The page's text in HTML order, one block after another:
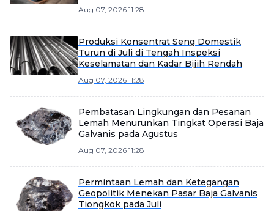
Aug 07, 2026 11:28
Produksi Konsentrat Seng Domestik
Turun di Juli di Tengah Inspeksi
Keselamatan dan Kadar Bijih Rendah
Aug 07, 2026 11:28
Pembatasan Lingkungan dan Pesanan
Lemah Menurunkan Tingkat Operasi Baja
Galvanis pada Agustus
Aug 07, 2026 11:28
Permintaan Lemah dan Ketegangan
Geopolitik Menekan Pasar Baja Galvanis
Tiongkok pada Juli